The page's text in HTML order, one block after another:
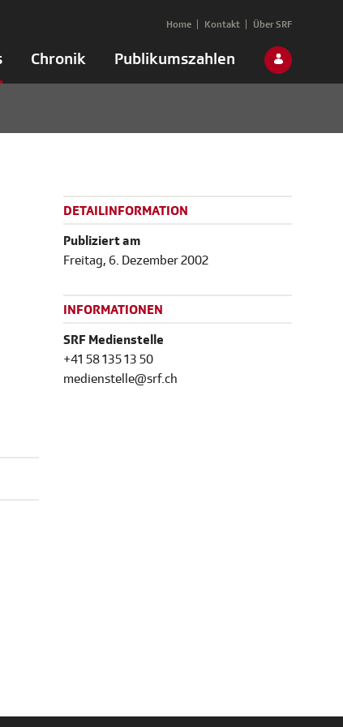
Chronik Publikumszahlen
Home Kontakt Über SRF
DETAILINFORMATION
Publiziert am
Freitag, 6. Dezember 2002
INFORMATIONEN
SRF Medienstelle
+41 58 135 13 50
medienstelle@srf.ch